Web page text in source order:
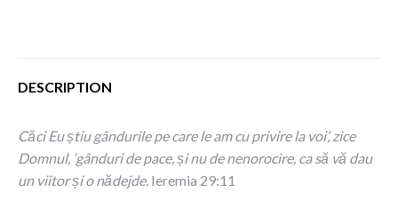
DESCRIPTION
Căci Eu știu gândurile pe care le am cu privire la voi’, zice
Domnul, ‘gânduri de pace, și nu de nenorocire, ca să vă dau
un viitor și o nădejde. Ieremia 29:11